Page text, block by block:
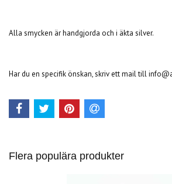
Alla smycken är handgjorda och i äkta silver.
Har du en specifik önskan, skriv ett mail till
Flera populära produkter